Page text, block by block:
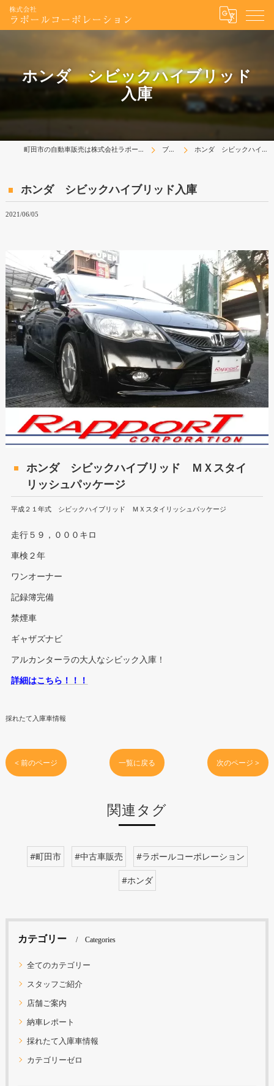
ホンダ シビックハイブリッド
入庫
町田市の自動車販売は株式会社ラポールコーポレーション ブログ ホンダ シビックハイブリッド入庫
ホンダ シビックハイブリッド入庫
2021/06/05
ホンダ シビックハイブリッド ＭＸスタイ
リッシュパッケージ
平成２１年式 シビックハイブリッド ＭＸスタイリッシュパッケージ
走行５９，０００キロ
車検２年
ワンオーナー
記録簿完備
禁煙車
ギャザズナビ
アルカンターラの大人なシビック入庫！
詳細はこちら！！！
採れたて入庫車情報
< 前のページ 一覧に戻る 次のページ >
関連タグ
#町田市 #中古車販売 #ラポールコーポレーション
#ホンダ
カテゴリー Categories
全てのカテゴリー
スタッフご紹介
店舗ご案内
納車レポート
採れたて入庫車情報
カテゴリーゼロ